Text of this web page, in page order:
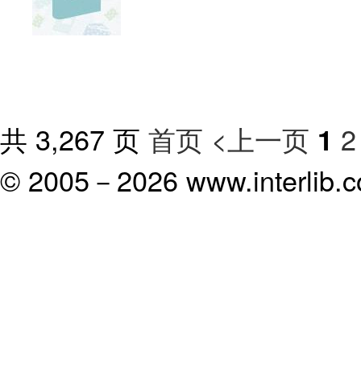
共 3,267 页 首页 <上一页 1 2
© 2005－ 2026